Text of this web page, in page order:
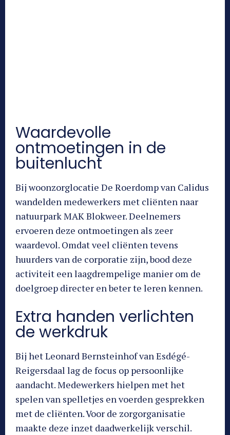
Waardevolle
ontmoetingen in de
buitenlucht
Bij woonzorglocatie De Roerdomp van Calidus
wandelden medewerkers met cliënten naar
natuurpark MAK Blokweer. Deelnemers
ervoeren deze ontmoetingen als zeer
waardevol. Omdat veel cliënten tevens
huurders van de corporatie zijn, bood deze
activiteit een laagdrempelige manier om de
doelgroep directer en beter te leren kennen.
Extra handen verlichten
de werkdruk
Bij het Leonard Bernsteinhof van Esdégé-
Reigersdaal lag de focus op persoonlijke
aandacht. Medewerkers hielpen met het
spelen van spelletjes en voerden gesprekken
met de cliënten. Voor de zorgorganisatie
maakte deze inzet daadwerkelijk verschil.